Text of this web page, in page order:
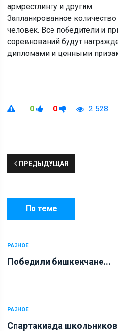
армрестлингу и другим.
Запланированное
человек. Все победители и
соревнований будут
дипломами и ценными
0 0 2 528
ПРЕДЫДУЩАЯ
По теме
РАЗНОЕ
Победили бишкекчане...
РАЗНОЕ
Спартакиада